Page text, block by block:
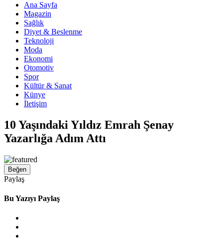
Ana Sayfa
Magazin
Sağlık
Diyet & Beslenme
Teknoloji
Moda
Ekonomi
Otomotiv
Spor
Kültür & Sanat
Künye
İletişim
10 Yaşındaki Yıldız Emrah Şenay
Yazarlığa Adım Attı
Beğen
Paylaş
Bu Yazıyı Paylaş